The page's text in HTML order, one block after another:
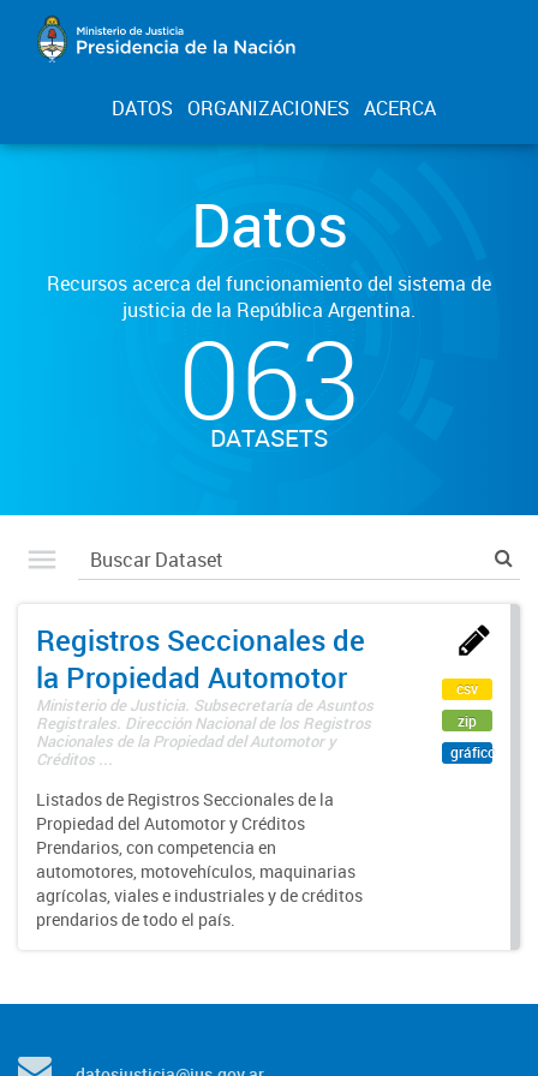
DATOS ORGANIZACIONES ACERCA
Datos
Recursos acerca del funcionamiento del sistema de
justicia de la República Argentina.
063
DATASETS
Registros Seccionales de
la Propiedad Automotor
Ministerio de Justicia. Subsecretaría de Asuntos
Registrales. Dirección Nacional de los Registros
Nacionales de la Propiedad del Automotor y
Créditos ...
Listados de Registros Seccionales de la
Propiedad del Automotor y Créditos
Prendarios, con competencia en
automotores, motovehículos, maquinarias
agrícolas, viales e industriales y de créditos
prendarios de todo el país.
csv
zip
gráfico